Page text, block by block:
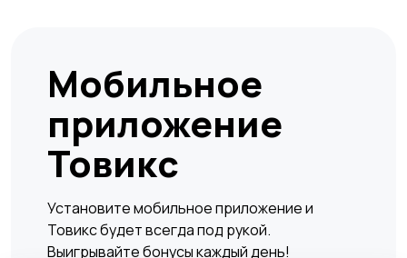
Мобильное
приложение
Товикс
Установите мобильное приложение и
Товикс будет всегда под рукой.
Выигрывайте бонусы каждый день!